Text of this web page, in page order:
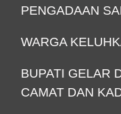
PENGADAAN
WARGA
BUPATI GELAR
CAMAT DAN